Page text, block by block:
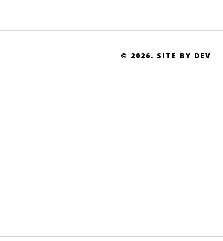
© 2026. SITE BY DEV